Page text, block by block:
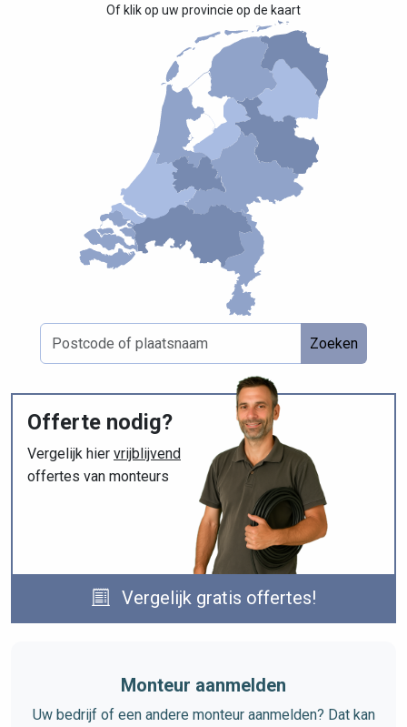
Of klik op uw provincie op de kaart
Zoeken
Offerte nodig?
Vergelijk hier vrijblijvend
offertes van monteurs
Vergelijk gratis offertes!
Monteur aanmelden
Uw bedrijf of een andere monteur aanmelden? Dat kan